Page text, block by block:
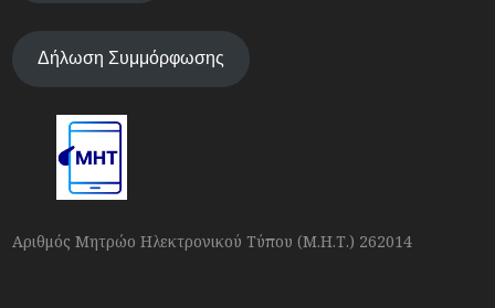
Δήλωση Συμμόρφωσης
Αριθμός Μητρώο Ηλεκτρονικού Τύπου (Μ.Η.Τ.) 262014